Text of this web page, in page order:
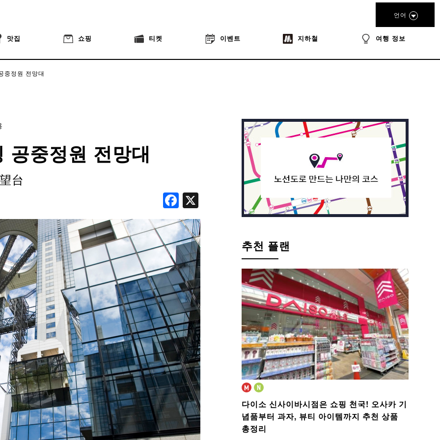
맛집 쇼핑 티켓 이벤트 지하철 여행 정보
언어
중정원 전망대
공중정원 전망대
台
Facebook
추천 플랜
다이소 신사이바시점은 쇼핑 천국! 오사카 기
념품부터 과자, 뷰티 아이템까지 추천 상품
총정리